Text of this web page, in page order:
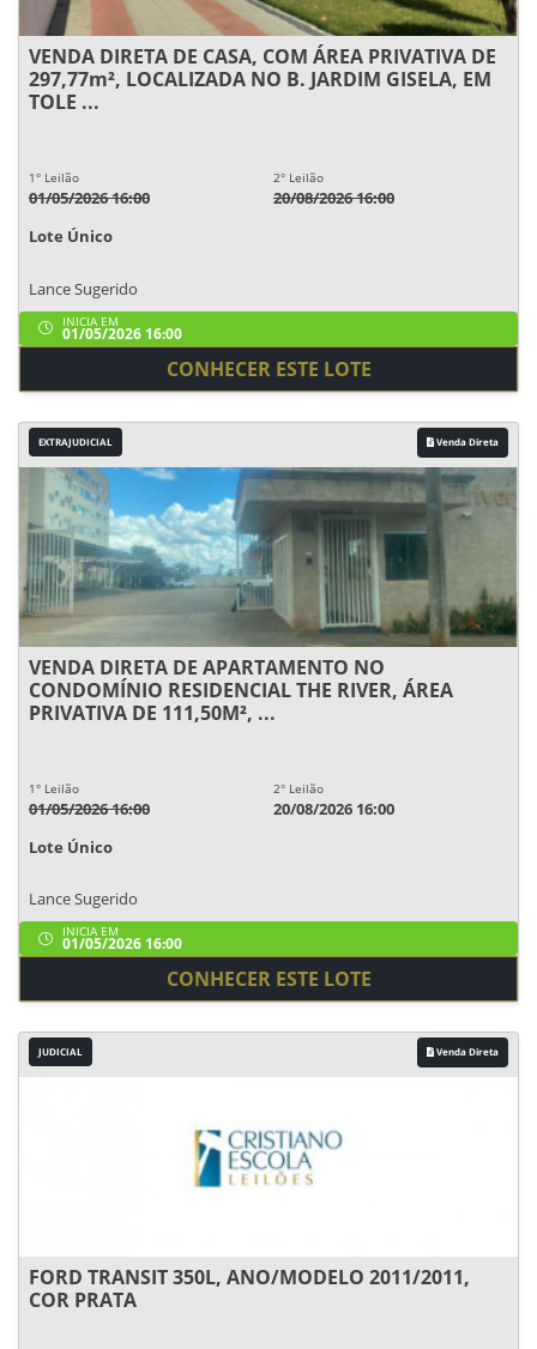
VENDA DIRETA DE CASA, COM ÁREA PRIVATIVA DE
297,77m², LOCALIZADA NO B. JARDIM GISELA, EM
TOLE ...
1° Leilão
01/05/2026 16:00
2° Leilão
20/08/2026 16:00
Lote Único
Lance Sugerido
INICIA EM
01/05/2026 16:00
CONHECER ESTE LOTE
EXTRAJUDICIAL Venda Direta
VENDA DIRETA DE APARTAMENTO NO
CONDOMÍNIO RESIDENCIAL THE RIVER, ÁREA
PRIVATIVA DE 111,50M², ...
1° Leilão
01/05/2026 16:00
2° Leilão
20/08/2026 16:00
Lote Único
Lance Sugerido
INICIA EM
01/05/2026 16:00
CONHECER ESTE LOTE
JUDICIAL Venda Direta
FORD TRANSIT 350L, ANO/MODELO 2011/2011,
COR PRATA